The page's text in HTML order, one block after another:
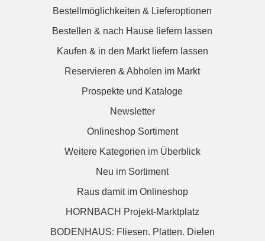
Bestellmöglichkeiten & Lieferoptionen
Bestellen & nach Hause liefern lassen
Kaufen & in den Markt liefern lassen
Reservieren & Abholen im Markt
Prospekte und Kataloge
Newsletter
Onlineshop Sortiment
Weitere Kategorien im Überblick
Neu im Sortiment
Raus damit im Onlineshop
HORNBACH Projekt-Marktplatz
BODENHAUS: Fliesen. Platten. Dielen